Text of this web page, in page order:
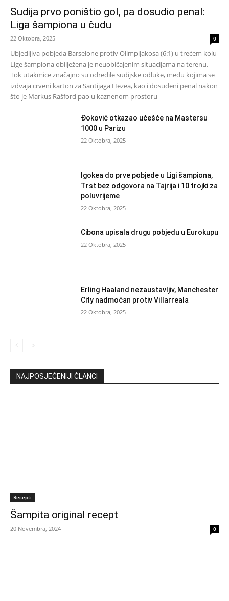
Sudija prvo poništio gol, pa dosudio penal:
Liga šampiona u čudu
22 Oktobra, 2025 0
Ubjedljiva pobjeda Barselone protiv Olimpijakosa (6:1) u trećem kolu
Lige šampiona obilježena je neuobičajenim situacijama na terenu.
Tok utakmice značajno su odredile sudijske odluke, među kojima se
izdvaja crveni karton za Santijaga Hezea, kao i dosuđeni penal nakon
što je Markus Rašford pao u kaznenom prostoru
Đoković otkazao učešće na Mastersu
1000 u Parizu
22 Oktobra, 2025
Igokea do prve pobjede u Ligi šampiona,
Trst bez odgovora na Tajrija i 10 trojki za
poluvrijeme
22 Oktobra, 2025
Cibona upisala drugu pobjedu u Eurokupu
22 Oktobra, 2025
Erling Haaland nezaustavljiv, Manchester
City nadmoćan protiv Villarreala
22 Oktobra, 2025
NAJPOSJEĆENIJI ČLANCI
Recepti
Šampita original recept
20 Novembra, 2024 0